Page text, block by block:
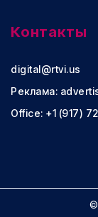
Контакты
digital@rtvi.us
Реклама:
Office: +1 (917)
©